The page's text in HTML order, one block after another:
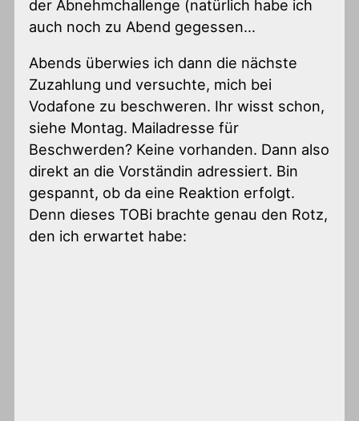
der Abnehmchallenge (natürlich habe ich
auch noch zu Abend gegessen…
Abends überwies ich dann die nächste
Zuzahlung und versuchte, mich bei
Vodafone zu beschweren. Ihr wisst schon,
siehe Montag. Mailadresse für
Beschwerden? Keine vorhanden. Dann also
direkt an die Vorständin adressiert. Bin
gespannt, ob da eine Reaktion erfolgt.
Denn dieses TOBi brachte genau den Rotz,
den ich erwartet habe: